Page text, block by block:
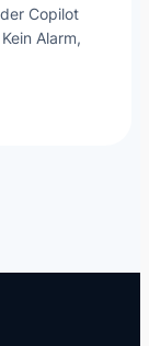
Copilot
Alarm,